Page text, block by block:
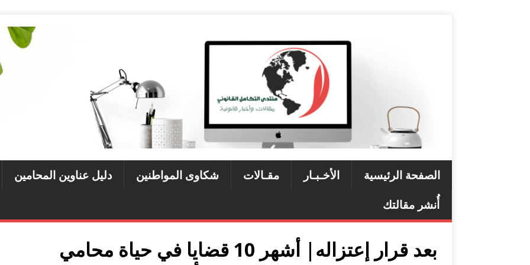
الصفحة الرئيسية الأخـبـار مقـالات شكاوى المواطنين
دليل عناوين المحامين
أُنشر مقالتك
بعد قرار إعتزاله| أشهر 10 قضايا في حياة محامي